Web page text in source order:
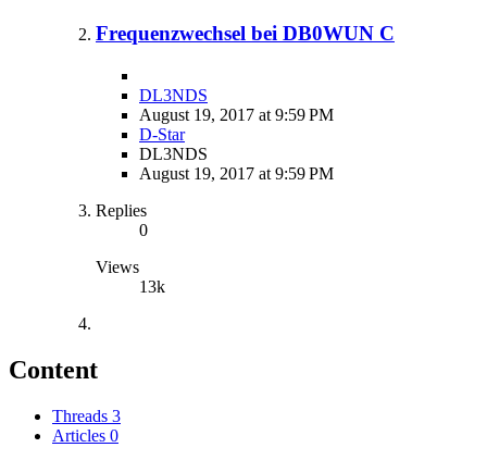
Frequenzwechsel bei DB0WUN C
DL3NDS
August 19, 2017 at 9:59 PM
D-Star
DL3NDS
August 19, 2017 at 9:59 PM
Replies
0
Views
13k
Content
Threads 3
Articles 0